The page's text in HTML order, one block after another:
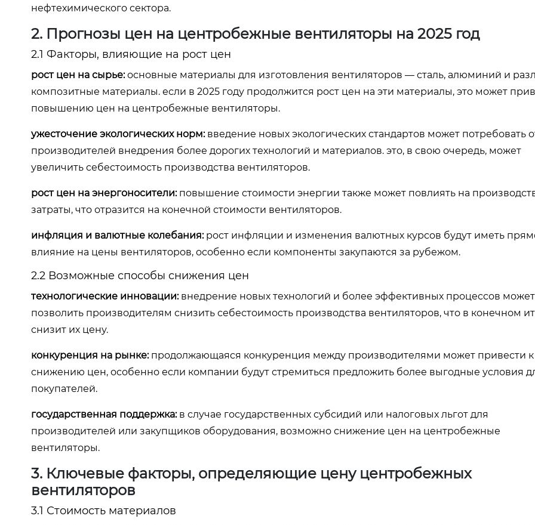
нефтехимического сектора.
2. Прогнозы цен на центробежные вентиляторы на 2025 год
2.1 Факторы, влияющие на рост цен
рост цен на сырье:основные материалы для изготовления вентиляторов — сталь, алюминий и
композитные материалы. если в 2025 году продолжится рост цен на эти материалы, это может
повышению цен на центробежные вентиляторы.
ужесточение экологических норм:введение новых экологических стандартов может потребовать
производителей внедрения более дорогих технологий и материалов. это, в свою очередь, может
увеличить себестоимость производства вентиляторов.
рост цен на энергоносители:повышение стоимости энергии также может повлиять на
затраты, что отразится на конечной стоимости вентиляторов.
инфляция и валютные колебания:рост инфляции и изменения валютных курсов будут иметь
влияние на цены вентиляторов, особенно если компоненты закупаются за рубежом.
2.2 Возможные способы снижения цен
технологические инновации:внедрение новых технологий и более эффективных процессов может
позволить производителям снизить себестоимость производства вентиляторов, что в конечном
снизит их цену.
конкуренция на рынке:продолжающаяся конкуренция между производителями может привести к
снижению цен, особенно если компании будут стремиться предложить более выгодные условия
покупателей.
государственная поддержка:в случае государственных субсидий или налоговых льгот для
производителей или закупщиков оборудования, возможно снижение цен на центробежные
вентиляторы.
3. Ключевые факторы, определяющие цену центробежных
вентиляторов
3.1 Стоимость материалов